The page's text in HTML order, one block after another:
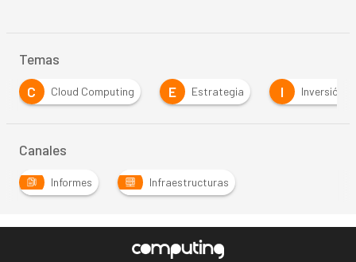
Temas
C
Cloud Computing E Estrategia I Inversión
Canales
Informes Infraestructuras